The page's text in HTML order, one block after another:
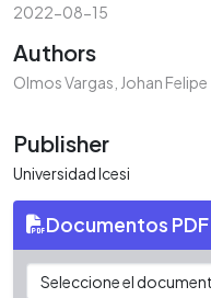
2022-08-15
Authors
Olmos Vargas, Johan Felipe
Publisher
Universidad Icesi
Documentos PDF